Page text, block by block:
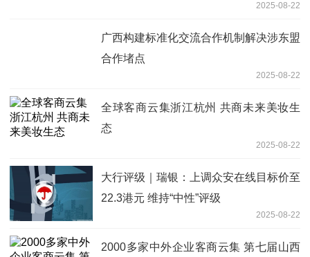
2025-08-22
广西构建标准化交流合作机制解决涉东盟
合作堵点
2025-08-22
全球客商云集浙江杭州 共商未来美妆生
态
2025-08-22
大行评级｜瑞银：上调众安在线目标价至
22.3港元 维持“中性”评级
2025-08-22
2000多家中外企业客商云集 第七届山西